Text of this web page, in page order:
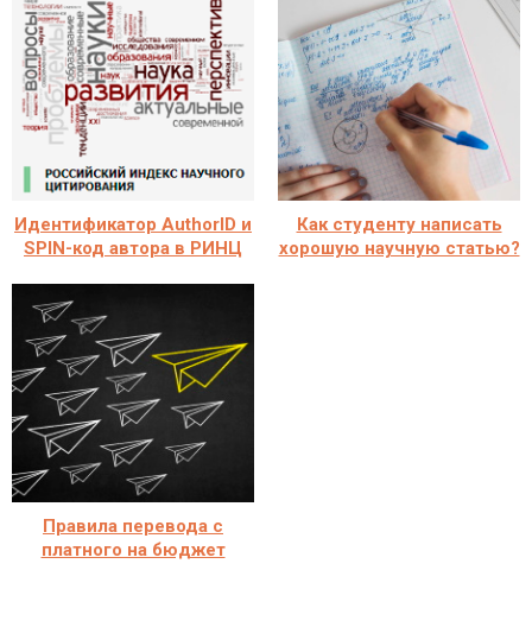
Идентификатор AuthorID и
SPIN-код автора в РИНЦ
Как студенту написать
хорошую научную статью?
Правила перевода с
платного на бюджет